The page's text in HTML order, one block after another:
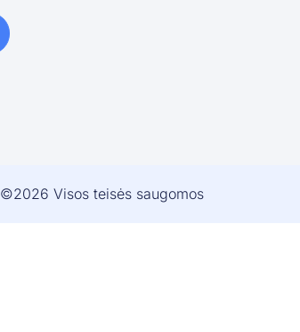
©2026 Visos teisės saugomos